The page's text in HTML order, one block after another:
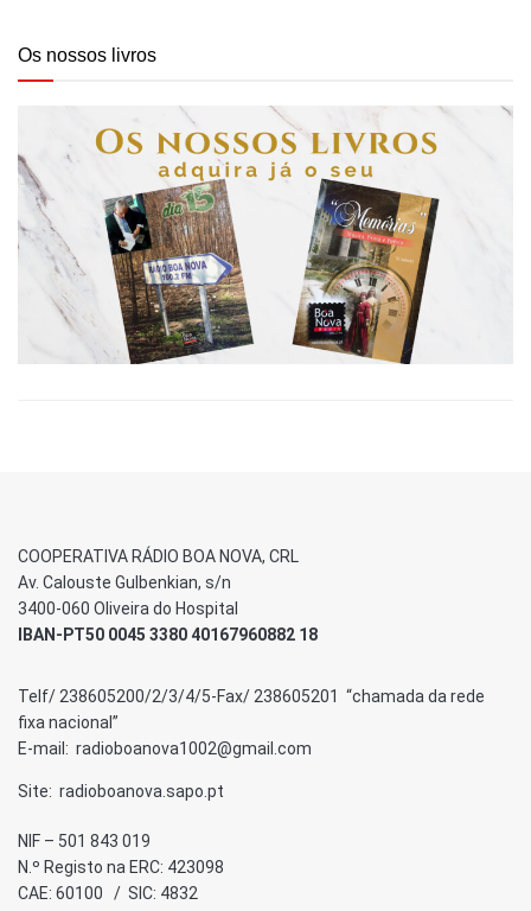
Os nossos livros
COOPERATIVA RÁDIO BOA NOVA, CRL
Av. Calouste Gulbenkian, s/n
3400-060 Oliveira do Hospital
IBAN-PT50 0045 3380 40167960882 18
Telf/ 238605200/2/3/4/5-Fax/ 238605201 “chamada da rede
fixa nacional”
E-mail: radioboanova1002@gmail.com
Site: radioboanova.sapo.pt
NIF – 501 843 019
N.º Registo na ERC: 423098
CAE: 60100 / SIC: 4832